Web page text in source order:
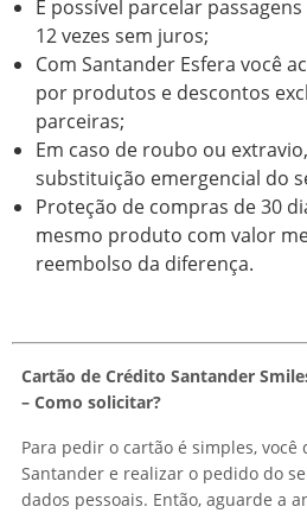
É possível parcelar
12 vezes sem juros;
Com Santander Esfera você
por produtos e descontos
parceiras;
Em caso de roubo ou
substituição emergencial do
Proteção de compras de 30
mesmo produto com valor
reembolso da diferença.
Cartão de Crédito Santander
– Como solicitar?
Para pedir o cartão é simples,
Santander e realizar o pedido do
dados pessoais. Então, aguarde a